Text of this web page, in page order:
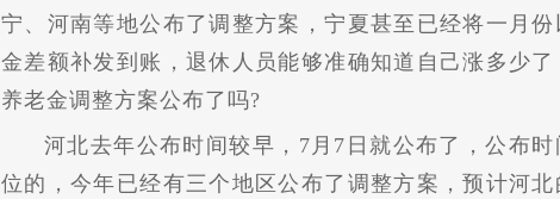
宁、河南等地公布了调整方案，宁夏甚至已经将一月
金差额补发到账，退休人员能够准确知道自己涨多少
养老金调整方案公布了吗?
河北去年公布时间较早，7月7日就公布了，公布
位的，今年已经有三个地区公布了调整方案，预计河